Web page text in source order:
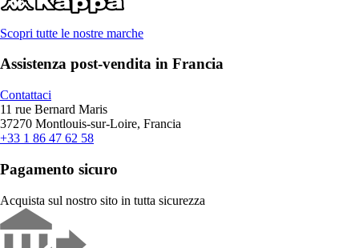
Scopri tutte le nostre marche
Assistenza post-vendita in Francia
Contattaci
11 rue Bernard Maris
37270 Montlouis-sur-Loire, Francia
+33 1 86 47 62 58
Pagamento sicuro
Acquista sul nostro sito in tutta sicurezza